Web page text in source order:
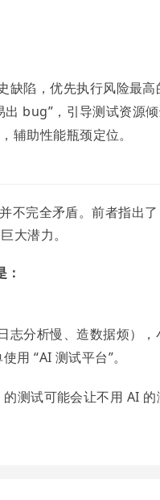
缺陷，优先执行风险最高
bug”，引导测试资源倾
辅助性能瓶颈定位。
不完全矛盾。前者指出
大潜力。
分析慢、造数据烦），
用 “AI 测试平台”。
测试可能会让不用 AI 的